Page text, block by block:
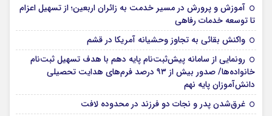
آموزش و پرورش در مسیر خدمت به زائران اربعین؛ از تسهیل اعزام
تا توسعه خدمات رفاهی
واکنش بقائی به تجاوز وحشیانه آمریکا در قشم
رونمایی از سامانه پیش‌ثبت‌نام پایه دهم با هدف تسهیل ثبت‌نام
خانواده‌ها/ صدور بیش از ۹۳ درصد فرم‌های هدایت تحصیلی
دانش‌آموزان پایه نهم
غرق‌شدن پدر و نجات دو فرزند در محدوده لافت